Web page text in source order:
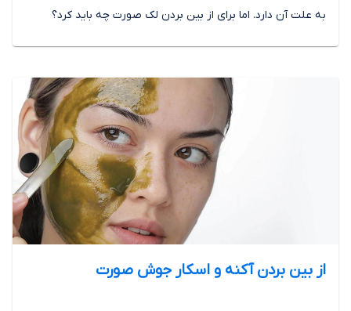
به علت آن دارد. اما برای از بین بردن لک صورت چه باید کرد؟
از بین بردن آکنه و اسکار جوش صورت